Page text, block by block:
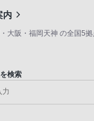
内
大阪・福岡天神 の全国5
検索